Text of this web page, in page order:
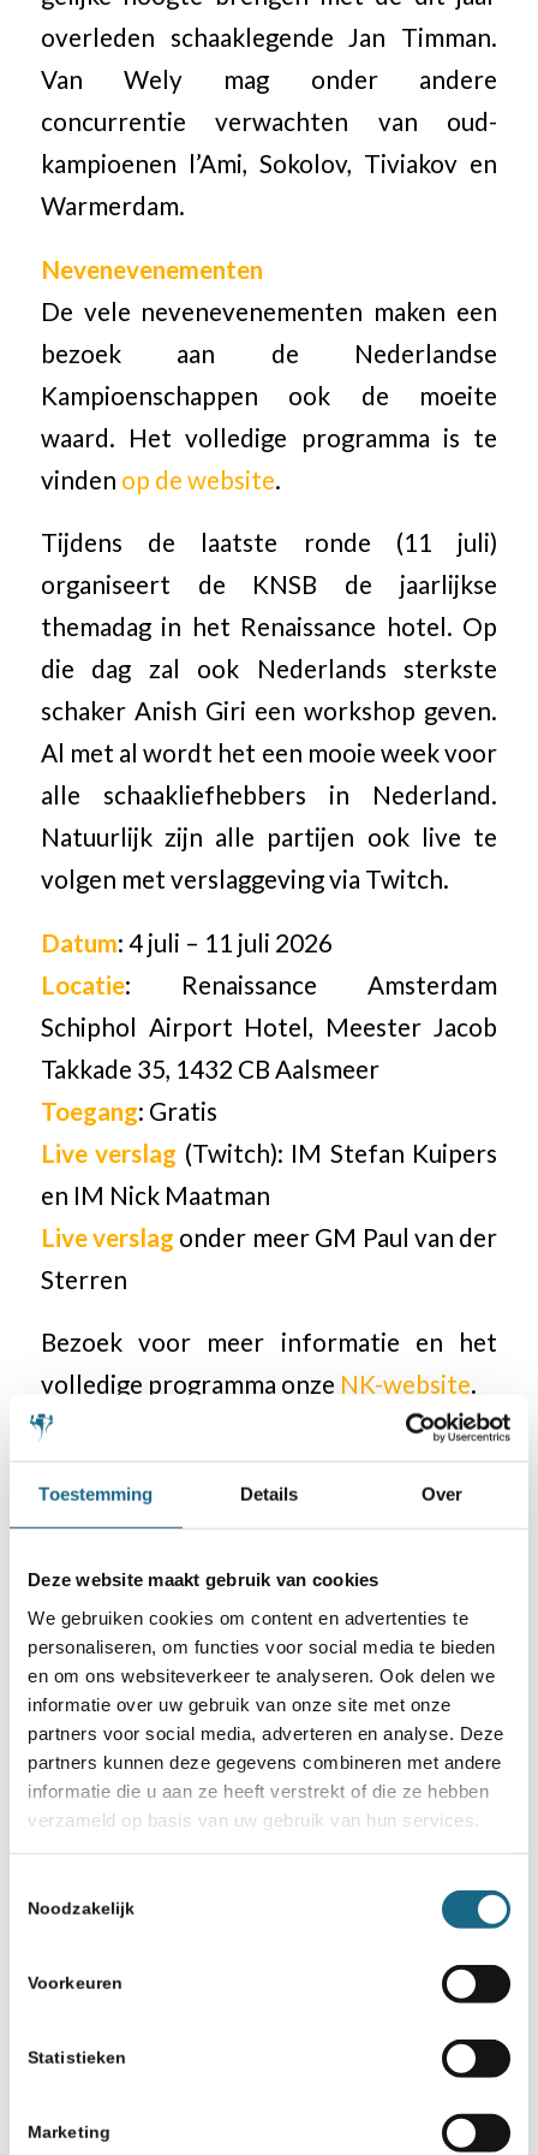
Toestemming Details Over
Deze website maakt gebruik van cookies
We gebruiken cookies om content en advertenties te
personaliseren, om functies voor social media te bieden
en om ons websiteverkeer te analyseren. Ook delen we
informatie over uw gebruik van onze site met onze
partners voor social media, adverteren en analyse. Deze
partners kunnen deze gegevens combineren met andere
informatie die u aan ze heeft verstrekt of die ze hebben
verzameld op basis van uw gebruik van hun services.
Noodzakelijk
Voorkeuren
Statistieken
Marketing
overleden schaaklegende Jan Timman.
Van Wely mag onder andere
concurrentie verwachten van oud-
kampioenen l’Ami, Sokolov, Tiviakov en
Warmerdam.
Nevenevenementen
De vele nevenevenementen maken een
bezoek aan de Nederlandse
Kampioenschappen ook de moeite
waard. Het volledige programma is te
vinden op de website.
Tijdens de laatste ronde (11 juli)
organiseert de KNSB de jaarlijkse
themadag in het Renaissance hotel. Op
die dag zal ook Nederlands sterkste
schaker Anish Giri een workshop geven.
Al met al wordt het een mooie week voor
alle schaakliefhebbers in Nederland.
Natuurlijk zijn alle partijen ook live te
volgen met verslaggeving via Twitch.
Datum: 4 juli – 11 juli 2026
Locatie: Renaissance Amsterdam
Schiphol Airport Hotel, Meester Jacob
Takkade 35, 1432 CB Aalsmeer
Toegang: Gratis
Live verslag (Twitch): IM Stefan Kuipers
en IM Nick Maatman
Live verslag onder meer GM Paul van der
Sterren
Bezoek voor meer informatie en het
volledige programma onze NK-website.
Website Renaissance hotel
Kampioenschappen,NK,Schaaknieuws,TeamNL
Misschien ook iets voor u
NK Studenten op Science Park